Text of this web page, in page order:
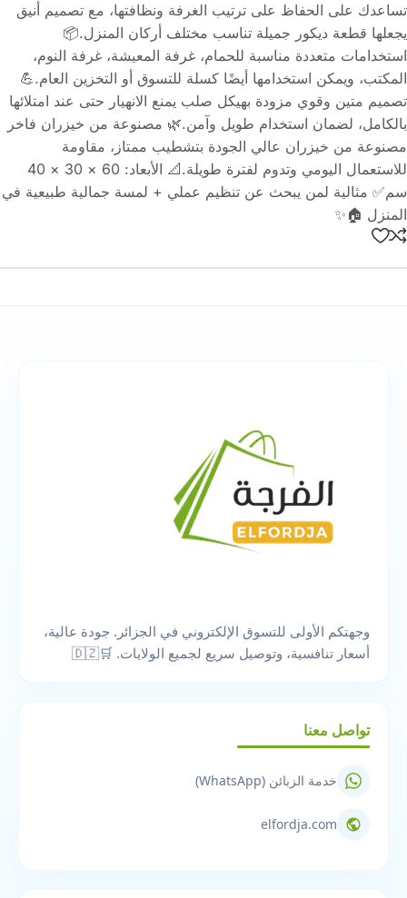
تساعدك على الحفاظ على ترتيب الغرفة ونظافتها، مع تصميم أنيق
يجعلها قطعة ديكور جميلة تناسب مختلف أركان المنزل.📦
استخدامات متعددة مناسبة للحمام، غرفة المعيشة، غرفة النوم،
المكتب، ويمكن استخدامها أيضًا كسلة للتسوق أو التخزين العام.💪
تصميم متين وقوي مزودة بهيكل صلب يمنع الانهيار حتى عند امتلائها
بالكامل، لضمان استخدام طويل وآمن.🌿 مصنوعة من خيزران فاخر
مصنوعة من خيزران عالي الجودة بتشطيب ممتاز، مقاومة
للاستعمال اليومي وتدوم لفترة طويلة.📐 الأبعاد: 60 × 30 × 40
سم✅ مثالية لمن يبحث عن تنظيم عملي + لمسة جمالية طبيعية في
المنزل 🏠✨
وجهتكم الأولى للتسوق الإلكتروني في الجزائر. جودة عالية،
أسعار تنافسية، وتوصيل سريع لجميع الولايات. 🛒🇩🇿
تواصل معنا
خدمة الزبائن (WhatsApp)
elfordja.com